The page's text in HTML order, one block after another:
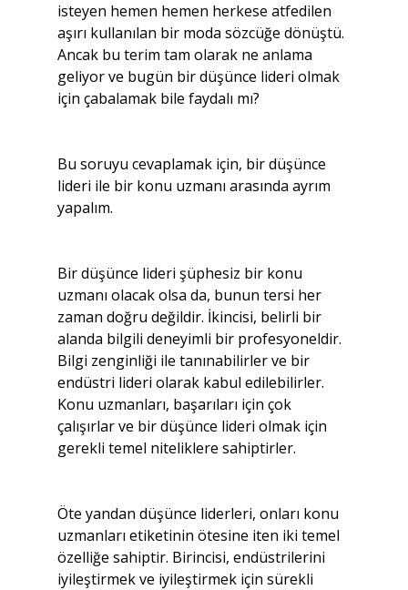
isteyen hemen hemen herkese atfedilen
aşırı kullanılan bir moda sözcüğe dönüştü.
Ancak bu terim tam olarak ne anlama
geliyor ve bugün bir düşünce lideri olmak
için çabalamak bile faydalı mı?
Bu soruyu cevaplamak için, bir düşünce
lideri ile bir konu uzmanı arasında ayrım
yapalım.
Bir düşünce lideri şüphesiz bir konu
uzmanı olacak olsa da, bunun tersi her
zaman doğru değildir. İkincisi, belirli bir
alanda bilgili deneyimli bir profesyoneldir.
Bilgi zenginliği ile tanınabilirler ve bir
endüstri lideri olarak kabul edilebilirler.
Konu uzmanları, başarıları için çok
çalışırlar ve bir düşünce lideri olmak için
gerekli temel niteliklere sahiptirler.
Öte yandan düşünce liderleri, onları konu
uzmanları etiketinin ötesine iten iki temel
özelliğe sahiptir. Birincisi, endüstrilerini
iyileştirmek ve iyileştirmek için sürekli